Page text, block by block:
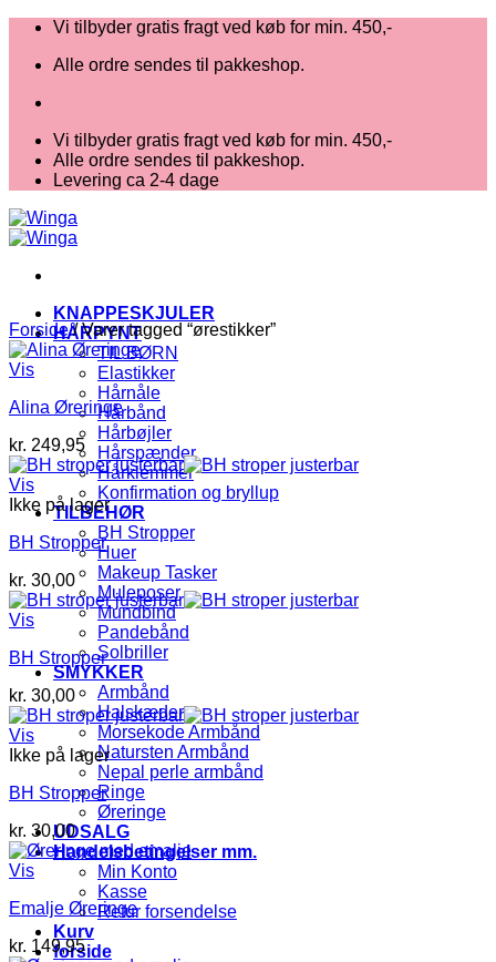
Fortsæt
indhold
Vi tilbyder gratis fragt ved køb for min. 450,-
Alle ordre sendes til pakkeshop.
Vi tilbyder gratis fragt ved køb for min. 450,-
Alle ordre sendes til pakkeshop.
Levering ca 2-4 dage
KNAPPESKJULER
HÅRPYNT
TIL BØRN
Elastikker
Hårnåle
Hårbånd
Hårbøjler
Hårspænder
Hårklemmer
Konfirmation og bryllup
TILBEHØR
BH Stropper
Huer
Makeup Tasker
Muleposer
Mundbind
Pandebånd
Solbriller
SMYKKER
Armbånd
Halskæder
Morsekode Armbånd
Natursten Armbånd
Nepal perle armbånd
Ringe
Øreringe
UDSALG
Handelsbetingelser mm.
Min Konto
Kasse
Retur forsendelse
Kurv
forside
Forside /Varer tagged “ørestikker”
Vis
Alina Øreringe
kr. 249,95
Vis
Ikke på lager
BH Stropper
kr. 30,00
Vis
BH Stropper
kr. 30,00
Vis
Ikke på lager
BH Stropper
kr. 30,00
Vis
Emalje Øreringe
kr. 149,95